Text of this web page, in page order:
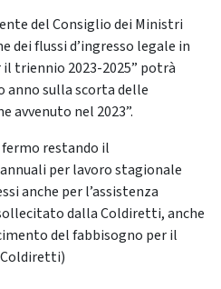
del Consiglio dei Ministri
dei flussi d’ingresso legale in
triennio 2023-2025” potrà
anno sulla scorta delle
avvenuto nel 2023”.
restando il
per lavoro stagionale
anche per l’assistenza
dalla Coldiretti, anche
del fabbisogno per il